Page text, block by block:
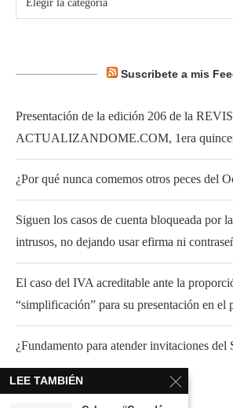
Suscribete a mis
Presentación de la edición 206 de la
ACTUALIZANDOME.COM, 1era
¿Por qué nunca comemos otros peces del
Siguen los casos de cuenta bloqueada por
intrusos, no dejando usar efirma ni
El caso del IVA acreditable ante la
“simplificación” para su presentación en el
¿Fundamento para atender invitaciones
LEE TAMBIÉN